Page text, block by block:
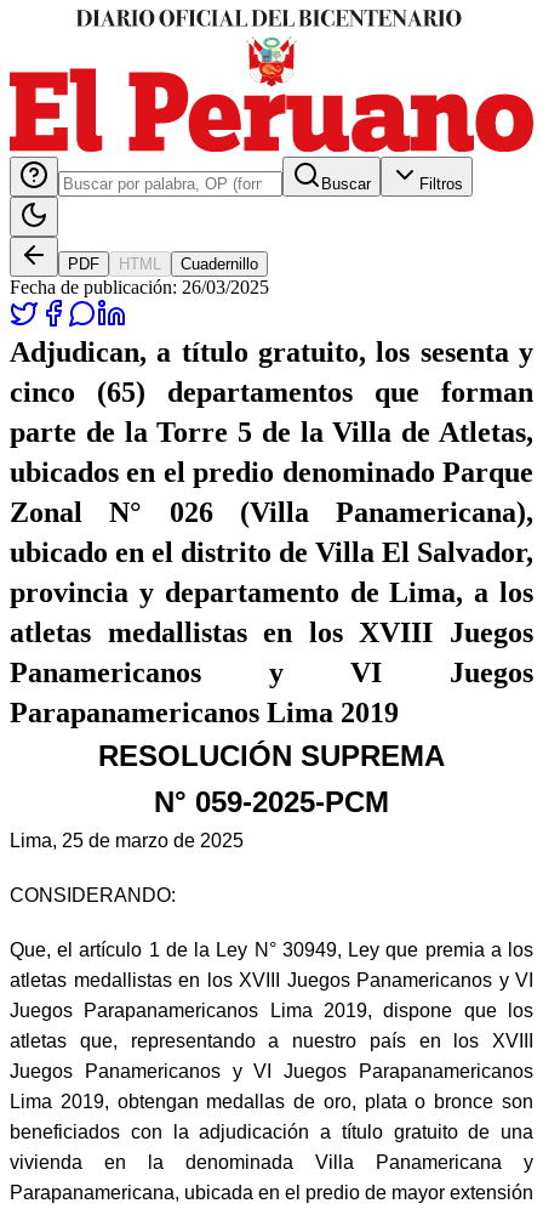
Buscar Filtros
PDF HTML Cuadernillo
Fecha de publicación: 26/03/2025
Adjudican, a título gratuito, los sesenta y
cinco (65) departamentos que forman
parte de la Torre 5 de la Villa de Atletas,
ubicados en el predio denominado Parque
Zonal N° 026 (Villa Panamericana),
ubicado en el distrito de Villa El Salvador,
provincia y departamento de Lima, a los
atletas medallistas en los XVIII Juegos
Panamericanos y VI Juegos
Parapanamericanos Lima 2019
RESOLUCIÓN SUPREMA
N° 059-2025-PCM
Lima, 25 de marzo de 2025
CONSIDERANDO:
Que, el artículo 1 de la Ley N° 30949, Ley que premia a los
atletas medallistas en los XVIII Juegos Panamericanos y VI
Juegos Parapanamericanos Lima 2019, dispone que los
atletas que, representando a nuestro país en los XVIII
Juegos Panamericanos y VI Juegos Parapanamericanos
Lima 2019, obtengan medallas de oro, plata o bronce son
beneficiados con la adjudicación a título gratuito de una
vivienda en la denominada Villa Panamericana y
Parapanamericana, ubicada en el predio de mayor extensión